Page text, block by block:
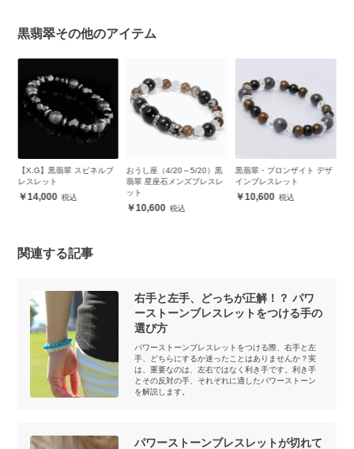
黒翡翠その他のアイテム
【X.G】黒翡翠 スピネルブ
レスレット
14,000
おうし座（4/20～5/20）黒
翡翠 星座石メンズブレスレ
ット
10,600
黒翡翠・ブロンザイト デザ
インブレスレット
10,600
関連する記事
右手と左手、どっちが正解！？ パワ
ーストーンブレスレットをつける手の
選び方
パワーストーンブレスレットをつける際、右手と左
手、どちらにするか迷ったことはありませんか？実
は、重要なのは、左右ではなく利き手です。利き手
とその反対の手、それぞれに適したパワーストーン
を解説します。
パワーストーンブレスレットが切れて